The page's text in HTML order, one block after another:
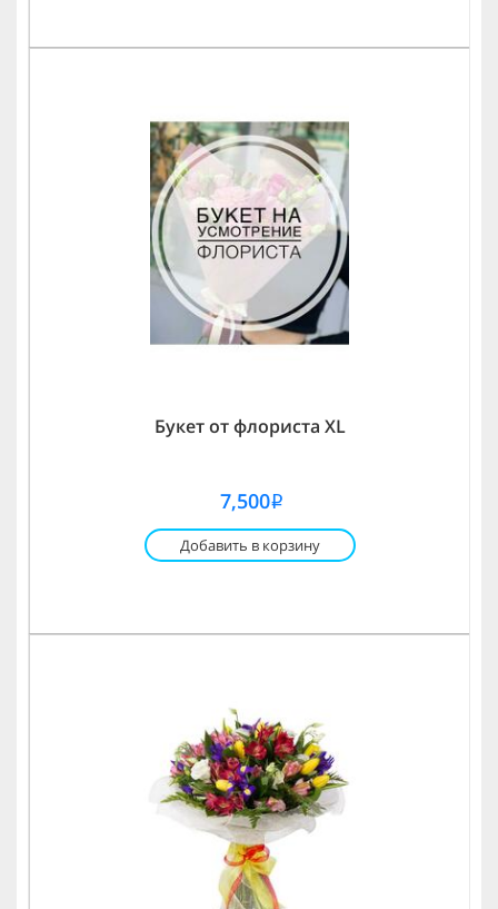
Букет от флориста XL
7,500i
Добавить в корзину